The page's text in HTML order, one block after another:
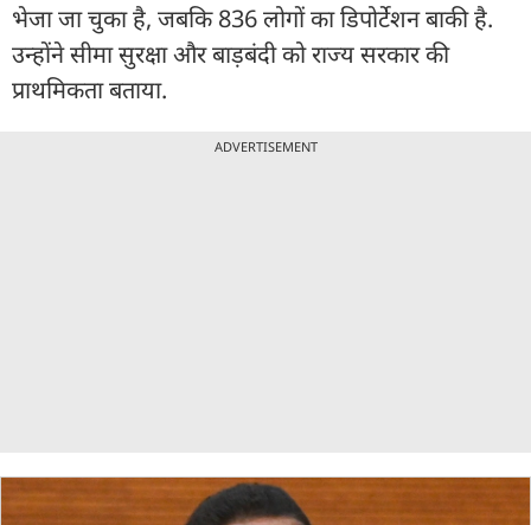
भेजा जा चुका है, जबकि 836 लोगों का डिपोर्टेशन बाकी है.
उन्होंने सीमा सुरक्षा और बाड़बंदी को राज्य सरकार की
प्राथमिकता बताया.
ADVERTISEMENT